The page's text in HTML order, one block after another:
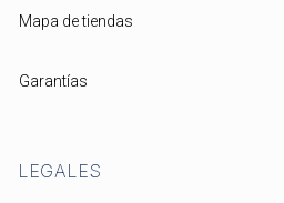
Mapa de tiendas
Garantías
LEGALES